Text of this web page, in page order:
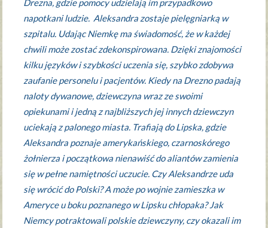
napotkani ludzie. Aleksandra zostaje pielęgniarką w
szpitalu. Udając Niemkę ma świadomość, że w każdej
chwili może zostać zdekonspirowana. Dzięki znajomości
kilku języków i szybkości uczenia się, szybko zdobywa
zaufanie personelu i pacjentów. Kiedy na Drezno padają
naloty dywanowe, dziewczyna wraz ze swoimi
opiekunami i jedną z najbliższych jej innych dziewczyn
uciekają z palonego miasta. Trafiają do Lipska, gdzie
Aleksandra poznaje amerykańskiego, czarnoskórego
żołnierza i początkowa nienawiść do aliantów zamienia
się w pełne namiętności uczucie. Czy Aleksandrze uda
się wrócić do Polski? A może po wojnie zamieszka w
Ameryce u boku poznanego w Lipsku chłopaka? Jak
Niemcy potraktowali polskie dziewczyny, czy okazali im